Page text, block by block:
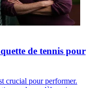
de tennis pour
crucial pour performer.